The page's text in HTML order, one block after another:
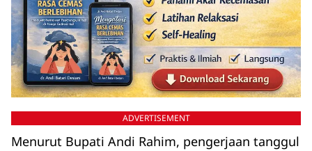
ADVERTISEMENT
Menurut Bupati Andi Rahim, pengerjaan tanggul